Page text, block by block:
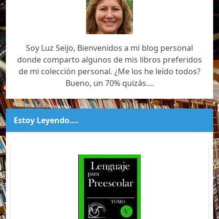
Soy Luz Seijo, Bienvenidos a mi blog personal
donde comparto algunos de mis libros preferidos
de mi colección personal. ¿Me los he leído todos?
Bueno, un 70% quizás....
Estoy Leyendo….